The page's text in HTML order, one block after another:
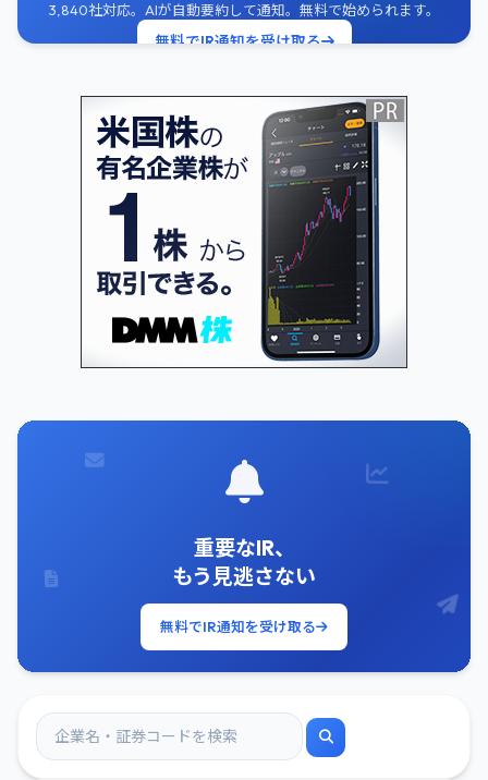
3,840社対応。AIが自動要約して通知。無料で始められます。
無料でIR通知を受け取る
重要なIR、
もう見逃さない
無料でIR通知を受け取る